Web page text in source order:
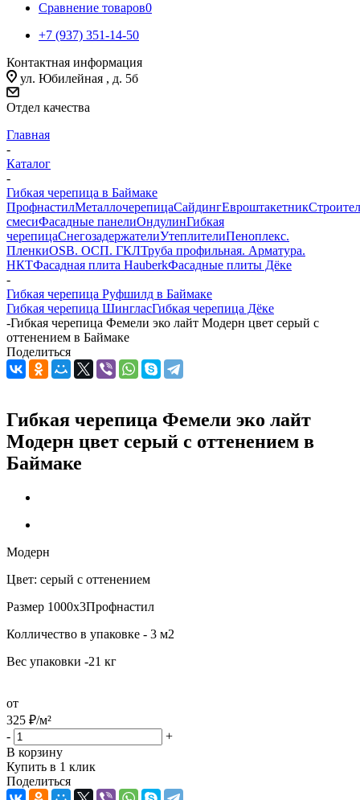
Сравнение товаров0
+7 (937) 351-14-50
Контактная информация
ул. Юбилейная , д. 5б
Отдел качества
Главная
-
Каталог
-
Гибкая черепица в Баймаке
ПрофнастилМеталлочерепицаСайдингЕвроштакетник
смесиФасадные панелиОндулинГибкая
черепицаСнегозадержателиУтеплителиПеноплекс.
ПленкиOSB. ОСП. ГКЛТруба профильная. Арматура.
НКТФасадная плита HauberkФасадные плиты Дёке
-
Гибкая черепица Руфшилд в Баймаке
Гибкая черепица ШингласГибкая черепица Дёке
-Гибкая черепица Фемели эко лайт Модерн цвет серый с
оттенением в Баймаке
Поделиться
Гибкая черепица Фемели эко лайт
Модерн цвет серый с оттенением в
Баймаке
Модерн
Цвет: серый с оттенением
Размер 1000х3Профнастил
Колличество в упаковке - 3 м2
Вес упаковки -21 кг
от
325 ₽/м²
-
+
В корзину
Купить в 1 клик
Поделиться